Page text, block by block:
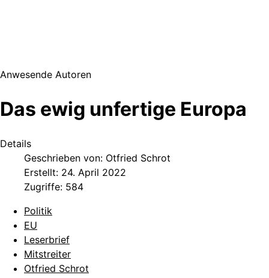
Anwesende Autoren
Das ewig unfertige Europa
Details
Geschrieben von: Otfried Schrot
Erstellt: 24. April 2022
Zugriffe: 584
Politik
EU
Leserbrief
Mitstreiter
Otfried Schrot